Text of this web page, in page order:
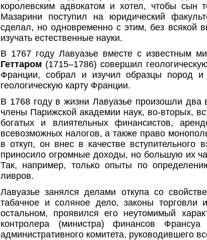
королевским адвокатом и хотел, чтобы
Мазарини поступил на юридический
сделал, но одновременно с этим, без всякой
изучать естественные науки.
В 1767 году Лавуазье вместе с известным
Геттаром (1715–1786) совершил
Франции, собрал и изучил образцы пород
геологическую карту Франции.
В 1768 году в жизни Лавуазье произошли
члены Парижской академии наук, во-вторых,
богатых и влиятельных финансистов,
всевозможных налогов, а также право
в откуп, он внес в качестве
приносило огромные доходы, но большую их
Так, например, только опыты по
ливров.
Лавуазье занялся делами откупа со
табачное и соляное дело, законы
остальном, проявился его неутомимый
контролера (министра) финансов
административного комитета, руководившего